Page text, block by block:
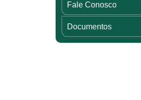
Fale Conosco
Documentos